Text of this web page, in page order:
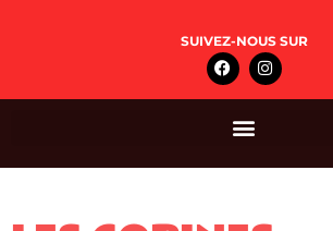
SUIVEZ-NOUS SUR